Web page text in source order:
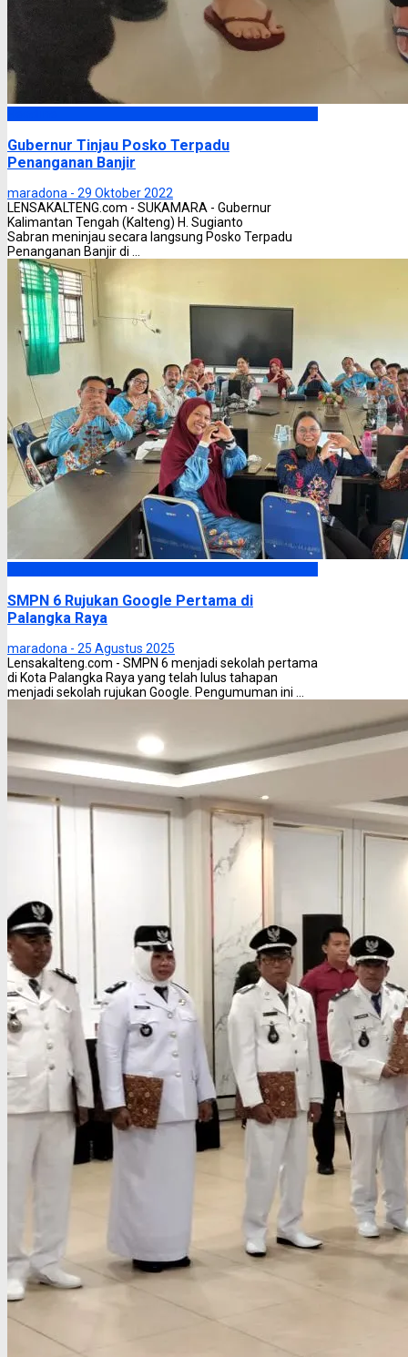
Gubernur Tinjau Posko Terpadu
Penanganan Banjir
maradona - 29 Oktober 2022
LENSAKALTENG.com - SUKAMARA - Gubernur
Kalimantan Tengah (Kalteng) H. Sugianto
Sabran meninjau secara langsung Posko Terpadu
Penanganan Banjir di ...
SMPN 6 Rujukan Google Pertama di
Palangka Raya
maradona - 25 Agustus 2025
Lensakalteng.com - SMPN 6 menjadi sekolah pertama
di Kota Palangka Raya yang telah lulus tahapan
menjadi sekolah rujukan Google. Pengumuman ini ...